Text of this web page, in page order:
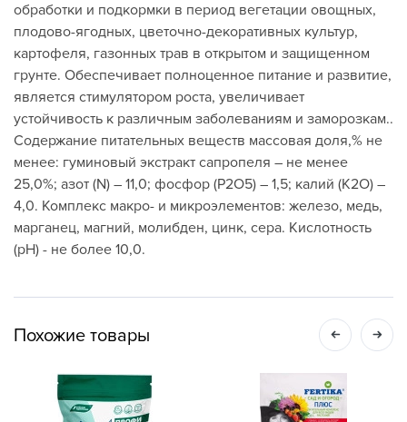
обработки и подкормки в период вегетации овощных,
плодово-ягодных, цветочно-декоративных культур,
картофеля, газонных трав в открытом и защищенном
грунте. Обеспечивает полноценное питание и развитие,
является стимулятором роста, увеличивает
устойчивость к различным заболеваниям и заморозкам..
Содержание питательных веществ массовая доля,% не
менее: гуминовый экстракт сапропеля – не менее
25,0%; азот (N) – 11,0; фосфор (Р2О5) – 1,5; калий (K2O) –
4,0. Комплекс макро- и микроэлементов: железо, медь,
марганец, магний, молибден, цинк, сера. Кислотность
(рН) - не более 10,0.
Похожие товары